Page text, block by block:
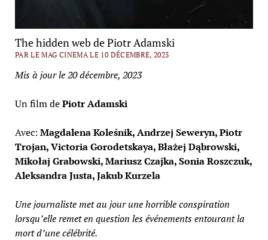
The hidden web de Piotr Adamski
PAR LE MAG CINEMA LE 10 DÉCEMBRE, 2023
Mis à jour le 20 décembre, 2023
Un film dePiotr Adamski
Avec: Magdalena Koleśnik, Andrzej Seweryn, Piotr
Trojan, Victoria Gorodetskaya, Błażej Dąbrowski,
Mikołaj Grabowski, Mariusz Czajka, Sonia Roszczuk,
Aleksandra Justa, Jakub Kurzela
Une journaliste met au jour une horrible conspiration
lorsqu’elle remet en question les événements entourant la
mort d’une célébrité.